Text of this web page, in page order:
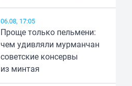
06.08, 17:05
Проще только пельмени:
чем удивляли мурманчан
советские консервы
из минтая